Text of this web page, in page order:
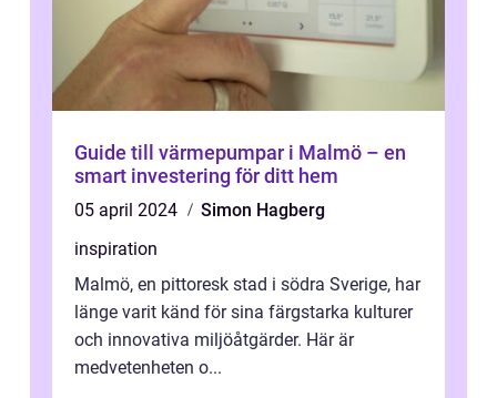
Guide till värmepumpar i Malmö – en
smart investering för ditt hem
05 april 2024
Simon Hagberg
inspiration
Malmö, en pittoresk stad i södra Sverige, har
länge varit känd för sina färgstarka kulturer
och innovativa miljöåtgärder. Här är
medvetenheten o...